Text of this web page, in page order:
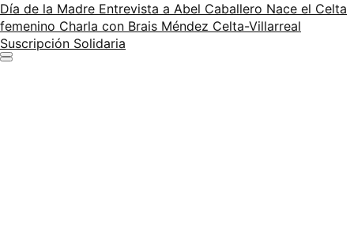
Día de la Madre Entrevista a Abel Caballero Nace el Celta
femenino Charla con Brais Méndez Celta-Villarreal
Suscripción Solidaria